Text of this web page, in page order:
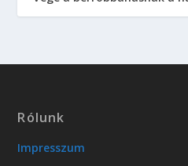
Rólunk
Impresszum